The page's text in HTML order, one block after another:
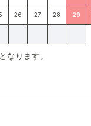
26 27 28 29
なります。